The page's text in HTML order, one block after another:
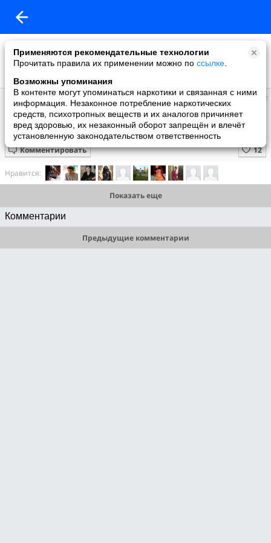
Применяются рекомендательные технологии
Прочитать правила их применении можно по ссылке
Возможны упоминания
В контенте могут упоминаться наркотики и связанная с ними
информация. Незаконное потребление наркотических
средств, психотропных веществ и их аналогов причиняет
вред здоровью, их незаконный оборот запрещён и влечёт
установленную законодательством ответственность
Супер топ
добавил видео
1 апреля
Хаски удивлен, что его кровать занята
Комментировать
Нравится:
Показать еще
Комментарии
Предыдущие комментарии